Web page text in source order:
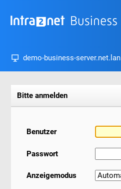
demo-business-server.net.lan
Bitte anmelden
Benutzer
Passwort
Anzeigemodus